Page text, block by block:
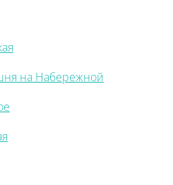
на Набережной